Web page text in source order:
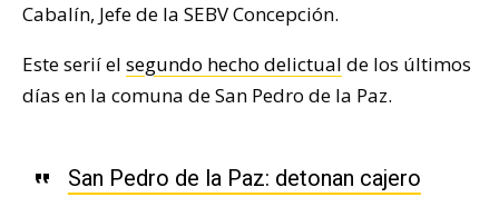
Cabalín, Jefe de la SEBV Concepción.
Este serií el segundo hecho delictual de los últimos
días en la comuna de San Pedro de la Paz.
San Pedro de la Paz: detonan cajero